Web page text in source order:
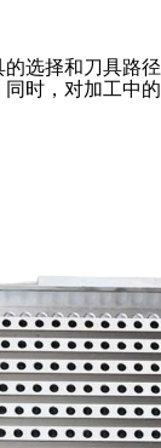
选择和刀具路
时，对加工中